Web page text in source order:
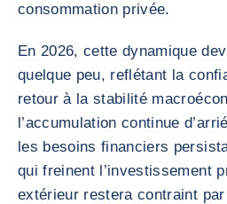
consommation privée.
En 2026, cette dynamique
quelque peu, reflétant la
retour à la stabilité
l’accumulation continue
les besoins financiers
qui freinent l’investissement
extérieur restera contraint